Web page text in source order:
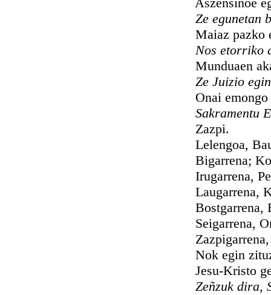
Ze egunetan
Maiaz pazko
Nos etorriko
Munduaen
Ze Juizio
Onai emongo
Sakramentu
Zazpi.
Lelengoa,
Bigarrena;
Irugarrena,
Laugarrena,
Bostgarrena,
Seigarrena,
Zazpigarrena,
Nok egin
Jesu-Kristo
Zeñzuk dira,